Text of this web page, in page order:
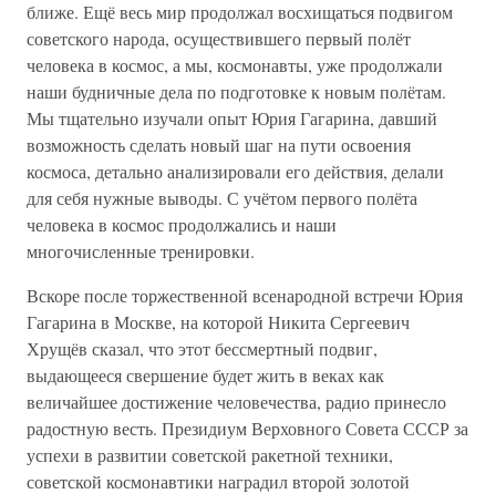
ближе. Ещё весь мир продолжал восхищаться подвигом
советского народа, осуществившего первый полёт
человека в космос, а мы, космонавты, уже продолжали
наши будничные дела по подготовке к новым полётам.
Мы тщательно изучали опыт Юрия Гагарина, давший
возможность сделать новый шаг на пути освоения
космоса, детально анализировали его действия, делали
для себя нужные выводы. С учётом первого полёта
человека в космос продолжались и наши
многочисленные тренировки.
Вскоре после торжественной всенародной встречи Юрия
Гагарина в Москве, на которой Никита Сергеевич
Хрущёв сказал, что этот бессмертный подвиг,
выдающееся свершение будет жить в веках как
величайшее достижение человечества, радио принесло
радостную весть. Президиум Верховного Совета СССР за
успехи в развитии советской ракетной техники,
советской космонавтики наградил второй золотой